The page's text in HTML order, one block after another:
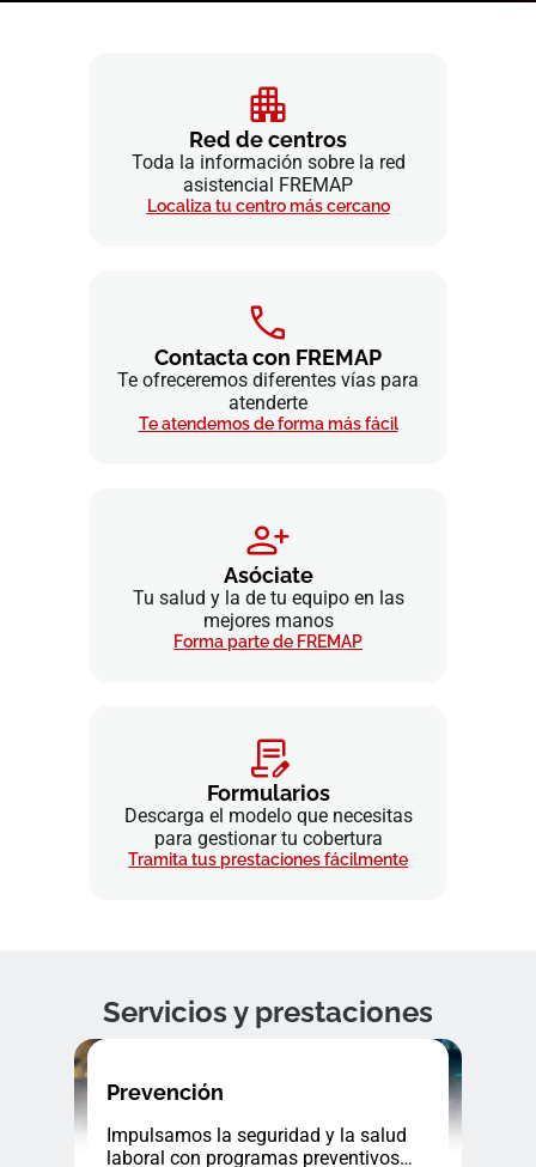
Red de centros
Toda la información sobre la red
asistencial FREMAP
Localiza tu centro más cercano
Contacta con FREMAP
Te ofreceremos diferentes vías para
atenderte
Te atendemos de forma más fácil
Asóciate
Tu salud y la de tu equipo en las
mejores manos
Forma parte de FREMAP
Formularios
Descarga el modelo que necesitas
para gestionar tu cobertura
Tramita tus prestaciones fácilmente
Servicios y prestaciones
Prevención
Impulsamos la seguridad y la salud
laboral con programas preventivos